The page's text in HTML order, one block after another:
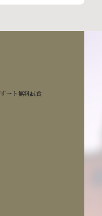
ート！本番さながら
も専用のツールを使
とお得が叶います！
ート！本番さながら
ート無料試食